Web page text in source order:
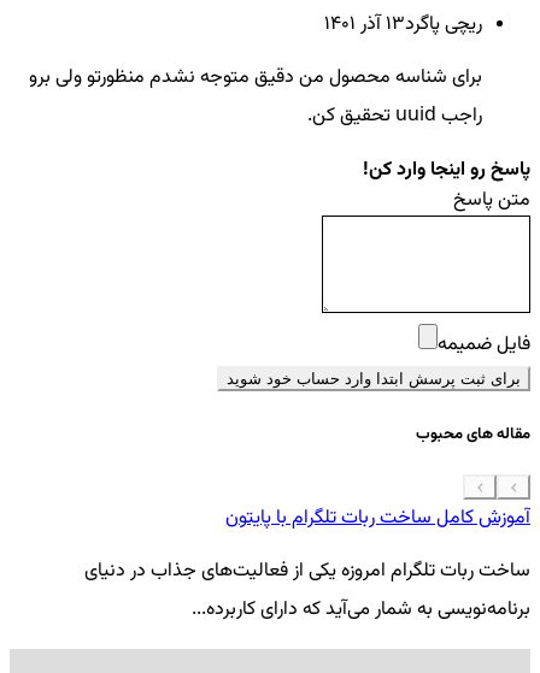
ریچی پاگرد13 آذر ۱۴۰۱
برای شناسه محصول من دقیق متوجه نشدم منظورتو ولی برو
راجب uuid تحقیق کن.
پاسخ رو اینجا وارد کن!
متن پاسخ
فایل ضمیمه
برای ثبت پرسش ابتدا وارد حساب خود شوید
مقاله های محبوب
آموزش کامل ساخت ربات تلگرام با پایتون
ساخت ربات تلگرام امروزه یکی از فعالیت‌های جذاب در دنیای
برنامه‌نویسی به شمار می‌آید که دارای کاربرده...